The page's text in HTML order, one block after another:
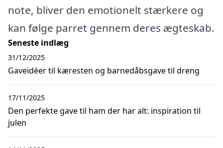
note, bliver den emotionelt stærkere og
kan følge parret gennem deres ægteskab.
Seneste indlæg
Gaveidéer til kæresten og barnedåbsgave til dreng
31/12/2025
Den perfekte gave til ham der har alt: inspiration til
julen
17/11/2025